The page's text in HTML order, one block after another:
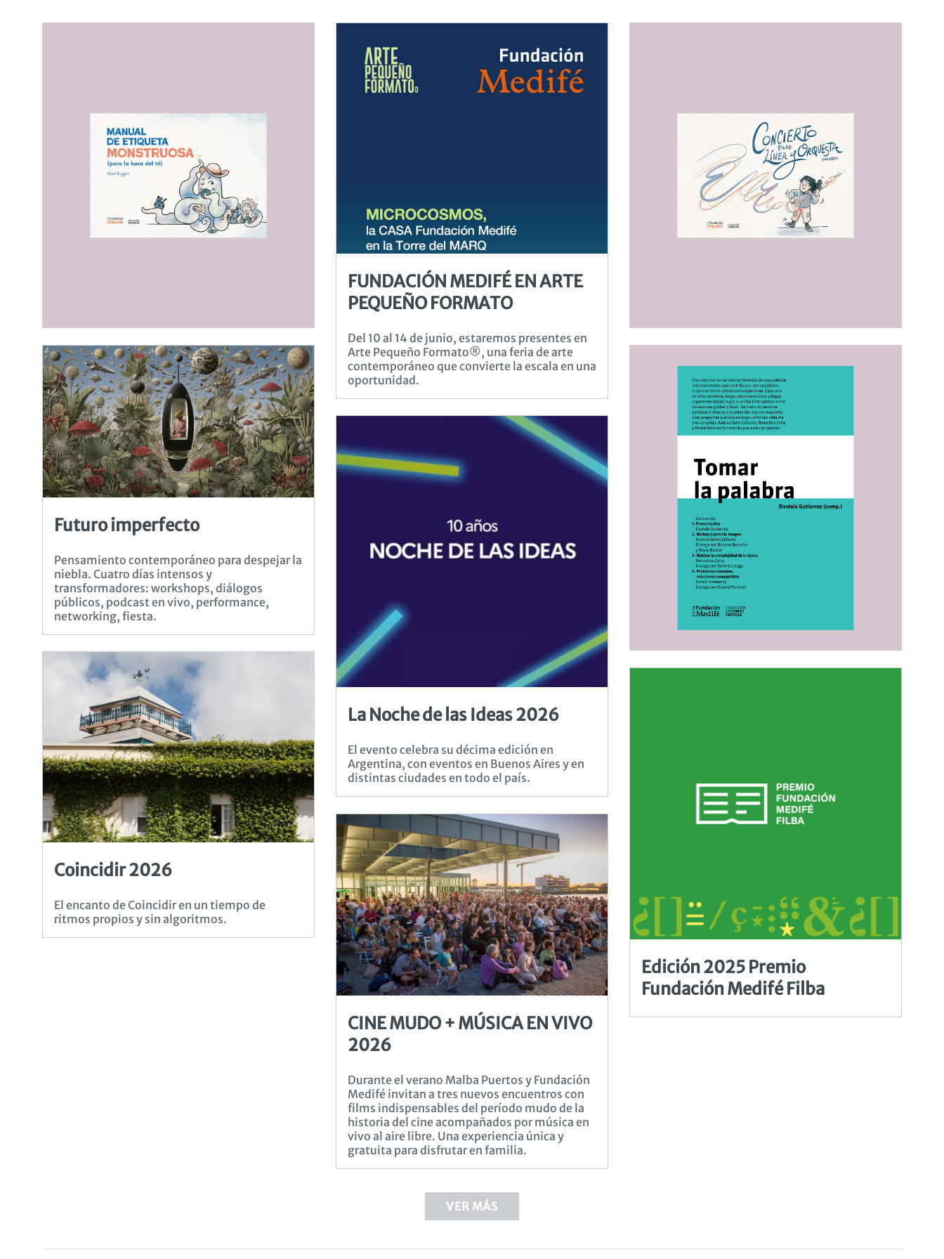
FUNDACIÓN MEDIFÉ EN ARTE
PEQUEÑO FORMATO
Del 10 al 14 de junio, estaremos presentes en
Arte Pequeño Formato®, una feria de arte
contemporáneo que convierte la escala en una
oportunidad.
Futuro imperfecto
Pensamiento contemporáneo para despejar la
niebla. Cuatro días intensos y
transformadores: workshops, diálogos
públicos, podcast en vivo, performance,
networking, fiesta.
La Noche de las Ideas 2026
El evento celebra su décima edición en
Argentina, con eventos en Buenos Aires y en
distintas ciudades en todo el país.
Coincidir 2026
El encanto de Coincidir en un tiempo de
ritmos propios y sin algoritmos.
Edición 2025 Premio
Fundación Medifé Filba
CINE MUDO + MÚSICA EN VIVO
2026
Durante el verano Malba Puertos y Fundación
Medifé invitan a tres nuevos encuentros con
films indispensables del período mudo de la
historia del cine acompañados por música en
vivo al aire libre. Una experiencia única y
gratuita para disfrutar en familia.
VER MÁS